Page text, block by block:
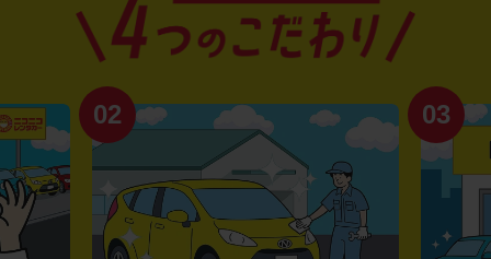
02 03